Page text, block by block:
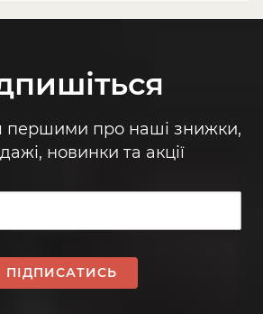
першими про наші знижки,
новинки та акції
ПІДПИСАТИСЬ